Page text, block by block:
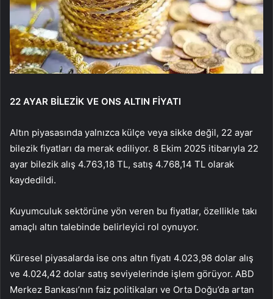
22 AYAR BİLEZİK VE ONS ALTIN FİYATI
Altın piyasasında yalnızca külçe veya sikke değil, 22 ayar
bilezik fiyatları da merak ediliyor. 8 Ekim 2025 itibarıyla 22
ayar bilezik alış 4.763,18 TL, satış 4.768,14 TL olarak
kaydedildi.
Kuyumculuk sektörüne yön veren bu fiyatlar, özellikle takı
amaçlı altın talebinde belirleyici rol oynuyor.
Küresel piyasalarda ise ons altın fiyatı 4.023,98 dolar alış
ve 4.024,42 dolar satış seviyelerinde işlem görüyor. ABD
Merkez Bankası’nın faiz politikaları ve Orta Doğu’da artan